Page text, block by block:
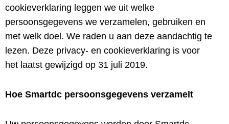
cookieverklaring leggen we uit welke
persoonsgegevens we verzamelen, gebruiken en
met welk doel. We raden u aan deze aandachtig te
lezen. Deze privacy- en cookieverklaring is voor
het laatst gewijzigd op 31 juli 2019.
Hoe Smartdc persoonsgegevens verzamelt